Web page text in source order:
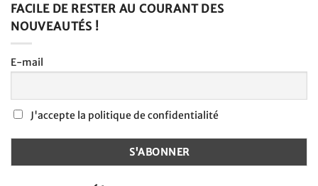
FACILE DE RESTER AU COURANT DES
NOUVEAUTÉS !
E-mail
J'accepte la politique de confidentialité